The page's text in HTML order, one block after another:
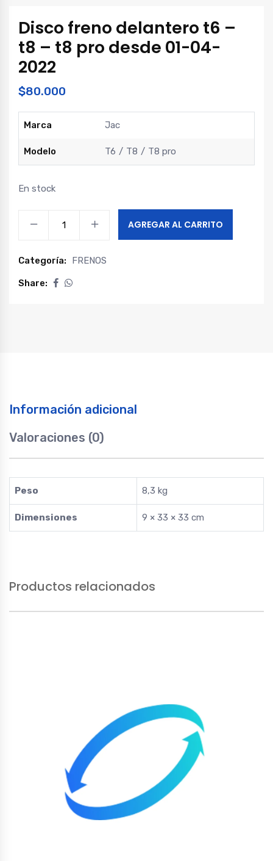
Disco freno delantero t6 –
t8 – t8 pro desde 01-04-
2022
$80.000
Marca Jac
Modelo T6 T8 T8 pro
En stock
t6
-
2022
quantity
AGREGAR AL CARRITO
Categoría: FRENOS
Share:
Información adicional
Valoraciones (0)
Peso 8,3 kg
Dimensiones 9 × 33 × 33 cm
Productos relacionados